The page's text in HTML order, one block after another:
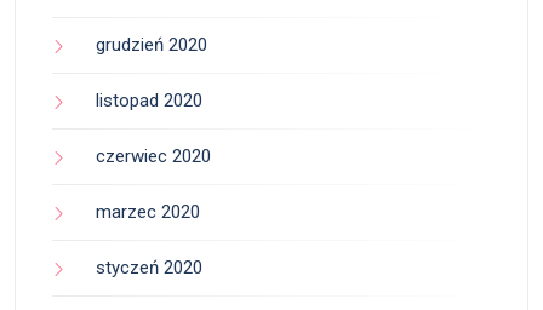
grudzień 2020
listopad 2020
czerwiec 2020
marzec 2020
styczeń 2020